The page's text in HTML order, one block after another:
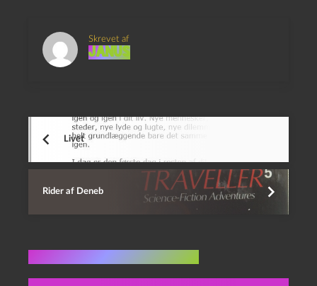
Skrevet af
Janus
Livet
Rider af Deneb